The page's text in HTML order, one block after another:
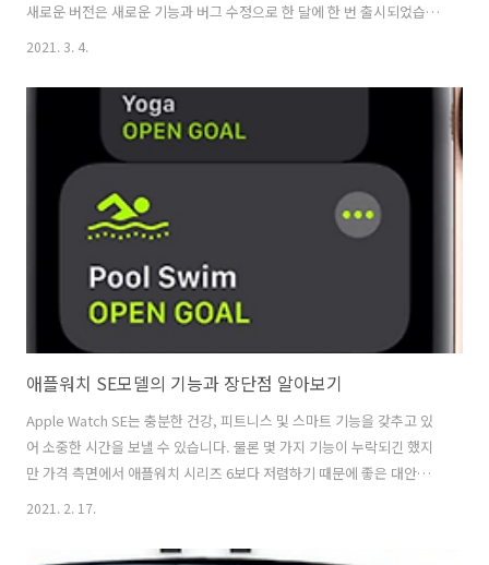
새로운 버전은 새로운 기능과 버그 수정으로 한 달에 한 번 출시되었습니
다. 최신 버전인 iOS 14.4는 1월 26일에 출시되었습니다. iOS 14.5의 공
를 착용한 상태에서 스마트폰을 잠금 해제하기 쉽게 해주는 새로운 기능
과 앱에서 데이터와 활동을 추적하기 전에 사용자 권한을 요청해야 하는
새로운 기능이 포함되어 있습니다. 앞서 말했듯이 Apple의 최신 운영 체
제인 iOS 14.5는 이제 공개 베타 버전으로 제공됩니다. 이것은 여러분이
다운로드 할 수 있다는 것을 의미하지만,..
2021. 3. 4.
애플워치 SE모델의 기능과 장단점 알아보기
Apple Watch SE는 충분한 건강, 피트니스 및 스마트 기능을 갖추고 있
어 소중한 시간을 보낼 수 있습니다. 물론 몇 가지 기능이 누락되긴 했지
만 가격 측면에서 애플워치 시리즈 6보다 저렴하기 때문에 좋은 대안이
될 것 입니다. 장점 단점 낙상 감지 및 건강 알림 기능 피트니스 기능 반응
음 특정 앱 실행 속도가 느림 배터리 지속성 애플 워치 디자인과 디스플
2021. 2. 17.